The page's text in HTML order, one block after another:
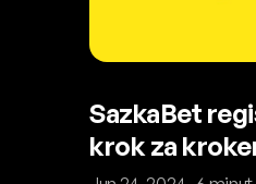
SazkaBet
krok za